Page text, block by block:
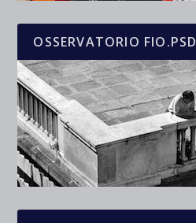
OSSERVATORIO FIO.PSD